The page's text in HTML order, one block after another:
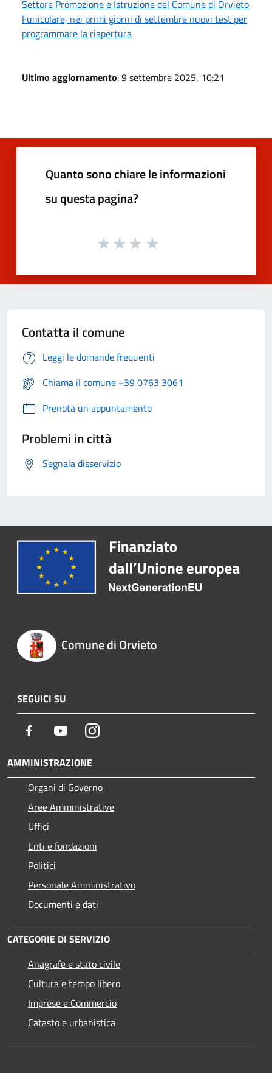
Settore Promozione e Istruzione del Comune di Orvieto
Funicolare, nei primi giorni di settembre nuovi test per
programmare la riapertura
Ultimo aggiornamento: 9 settembre 2025, 10:21
Quanto sono chiare le informazioni
su questa pagina?
Contatta il comune
Leggi le domande frequenti
Chiama il comune +39 0763 3061
Prenota un appuntamento
Problemi in città
Segnala disservizio
Comune di Orvieto
SEGUICI SU
Facebook YoutubeInstagram
AMMINISTRAZIONE
Organi di Governo
Aree Amministrative
Uffici
Enti e fondazioni
Politici
Personale Amministrativo
Documenti e dati
CATEGORIE DI SERVIZIO
Anagrafe e stato civile
Cultura e tempo libero
Imprese e Commercio
Catasto e urbanistica